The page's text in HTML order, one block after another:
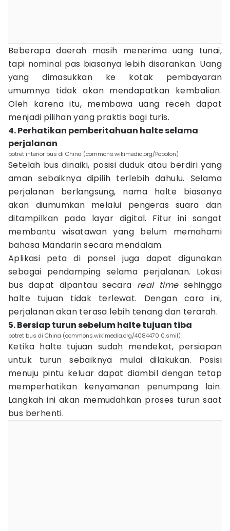
Beberapa daerah masih menerima uang tunai,
tapi nominal pas biasanya lebih disarankan. Uang
yang dimasukkan ke kotak pembayaran
umumnya tidak akan mendapatkan kembalian.
Oleh karena itu, membawa uang receh dapat
menjadi pilihan yang praktis bagi turis.
4. Perhatikan pemberitahuan halte selama
perjalanan
potret interior bus di China (commons.wikimedia.org/Popolon)
Setelah bus dinaiki, posisi duduk atau berdiri yang
aman sebaiknya dipilih terlebih dahulu. Selama
perjalanan berlangsung, nama halte biasanya
akan diumumkan melalui pengeras suara dan
ditampilkan pada layar digital. Fitur ini sangat
membantu wisatawan yang belum memahami
bahasa Mandarin secara mendalam.
Aplikasi peta di ponsel juga dapat digunakan
sebagai pendamping selama perjalanan. Lokasi
bus dapat dipantau secara real timesehingga
halte tujuan tidak terlewat. Dengan cara ini,
perjalanan akan terasa lebih tenang dan terarah.
5. Bersiap turun sebelum halte tujuan tiba
potret bus di China (commons.wikimedia.org/4084470 0.smil)
Ketika halte tujuan sudah mendekat, persiapan
untuk turun sebaiknya mulai dilakukan. Posisi
menuju pintu keluar dapat diambil dengan tetap
memperhatikan kenyamanan penumpang lain.
Langkah ini akan memudahkan proses turun saat
bus berhenti.